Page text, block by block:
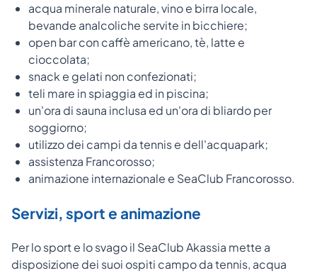
acqua minerale naturale, vino e birra locale,
bevande analcoliche servite in bicchiere;
open bar con caffè americano, tè, latte e
cioccolata;
snack e gelati non confezionati;
teli mare in spiaggia ed in piscina;
un'ora di sauna inclusa ed un'ora di bliardo per
soggiorno;
utilizzo dei campi da tennis e dell'acquapark;
assistenza Francorosso;
animazione internazionale e SeaClub Francorosso.
Servizi, sport e animazione
Per lo sport e lo svago il SeaClub Akassia mette a
disposizione dei suoi ospiti campo da tennis, acqua